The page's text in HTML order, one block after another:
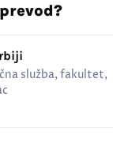
služba, fakultet,